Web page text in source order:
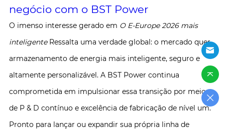
negócio com o BST Power
O imenso interesse gerado em O E-Europe 2026 mais
inteligenteRessalta uma verdade global: o mercado quer
armazenamento de energia mais inteligente, seguro e
altamente personalizável. A BST Power continua
comprometida em impulsionar essa transição por meio
de P & D contínuo e excelência de fabricação de nível um.
Pronto para lançar ou expandir sua própria linha de